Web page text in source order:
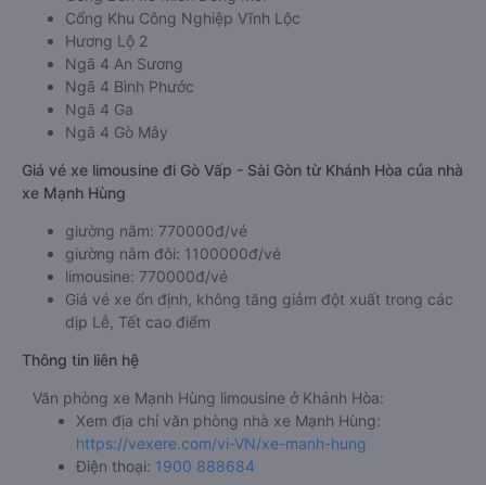
Cổng Khu Công Nghiệp Vĩnh Lộc
Hương Lộ 2
Ngã 4 An Sương
Ngã 4 Bình Phước
Ngã 4 Ga
Ngã 4 Gò Mây
Giá vé xe limousine đi Gò Vấp - Sài Gòn từ Khánh Hòa của nhà
xe Mạnh Hùng
giường nằm: 770000đ/vé
giường nằm đôi: 1100000đ/vé
limousine: 770000đ/vé
Giá vé xe ổn định, không tăng giảm đột xuất trong các
dịp Lễ, Tết cao điểm
Thông tin liên hệ
Văn phòng xe Mạnh Hùng limousine ở Khánh Hòa:
Xem địa chỉ văn phòng nhà xe Mạnh Hùng:
https://vexere.com/vi-VN/xe-manh-hung
Điện thoại: 1900 888684